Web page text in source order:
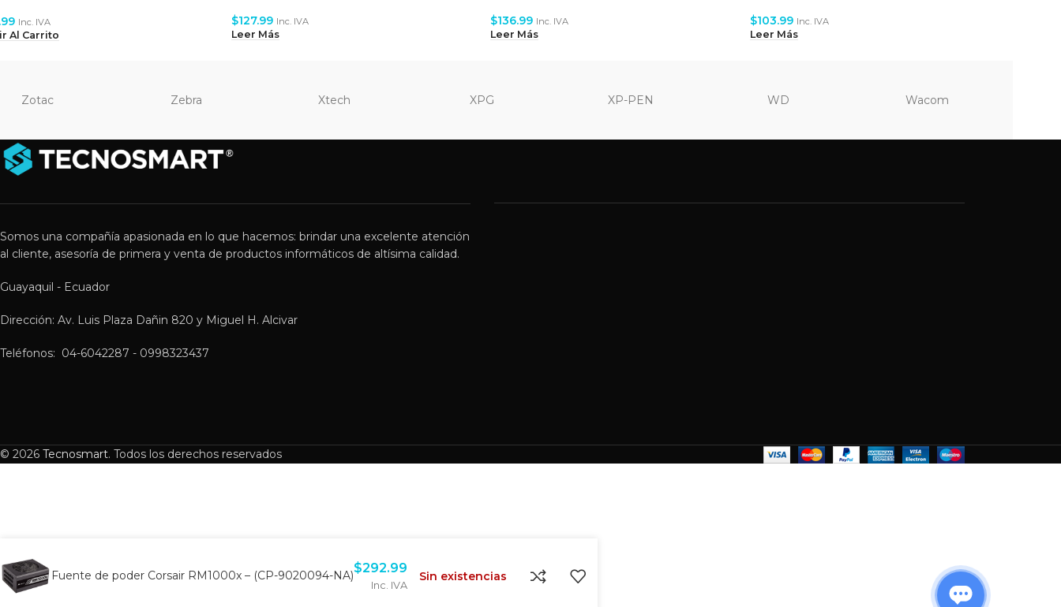
Inc. IVA
Al Carrito
$127.99 Inc. IVA
Leer Más
$136.99 Inc. IVA
Leer Más
$103.99 Inc. IVA
Leer Más
Zotac Zebra Xtech XPG XP-PEN WD Wacom
Somos una compañía apasionada en lo que hacemos: brindar una excelente atención
al cliente, asesoría de primera y venta de productos informáticos de altísima calidad.
Guayaquil - Ecuador
Dirección: Av. Luis Plaza Dañin 820 y Miguel H. Alcivar
Teléfonos: 04-6042287 - 0998323437
© 2026 Tecnosmart. Todos los derechos reservados
Fuente de poder Corsair RM1000x – (CP-9020094-NA)$292.99
Inc. IVA
Sin existencias